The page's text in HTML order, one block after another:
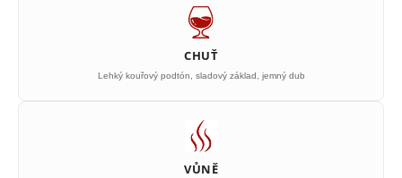
CHUŤ
Lehký kouřový podtón, sladový základ, jemný dub
VŮNĚ